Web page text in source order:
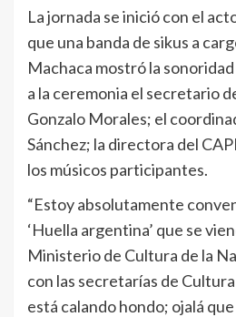
La jornada se inició con el
que una banda de sikus a
Machaca mostró la
a la ceremonia el secretario
Gonzalo Morales; el
Sánchez; la directora del
los músicos participantes.
“Estoy absolutamente
‘Huella argentina’ que se
Ministerio de Cultura de la
con las secretarías de
está calando hondo; ojalá